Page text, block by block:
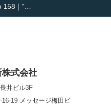
158｜”…
き】囲炉裏
を両立した
式会社
井ビル3F
16-19 メッセージ梅田ビ